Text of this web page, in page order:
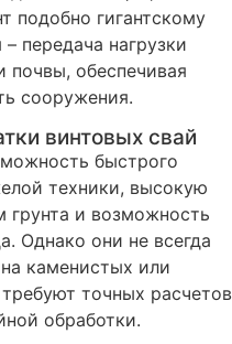
подобно гигантскому
передача нагрузки
почвы, обеспечивая
сооружения.
винтовых свай
быстрого
техники, высокую
грунта и возможность
Однако они не всегда
каменистых или
точных расчетов
обработки.